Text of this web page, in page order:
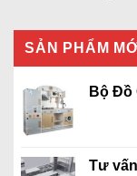
SẢN PHẨM
Bộ Đồ
Tư